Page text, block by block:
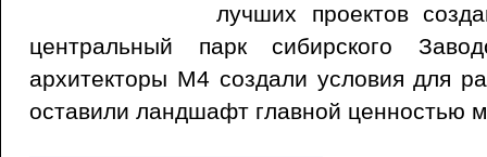
лучших проектов
центральный парк сибирского
архитекторы М4 создали условия для
оставили ландшафт главной ценностью